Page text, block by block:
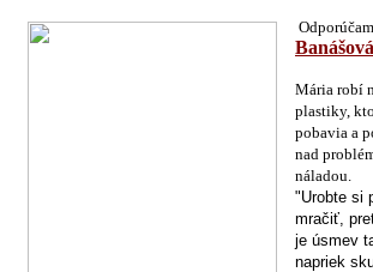
Banášová
Mária robí
plastiky,
pobavia a
nad
náladou.
"Urobte si
mračiť,
je úsmev
napriek